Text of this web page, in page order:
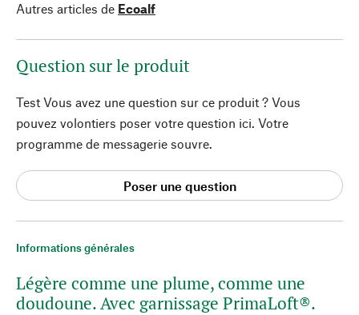
Informations générales
Légère comme une plume, comme une
doudoune. Avec garnissage PrimaLoft®.
Autres articles de Ecoalf
Question sur le produit
Test Vous avez une question sur ce produit ? Vous
pouvez volontiers poser votre question ici. Votre
programme de messagerie souvre.
Poser une question